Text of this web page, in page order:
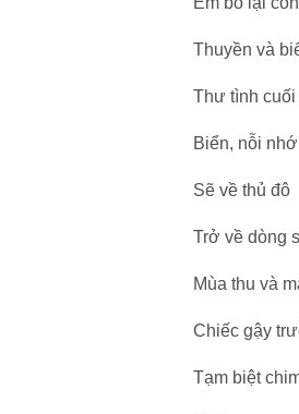
Thuyền và
Thư tình cuối
Biển, nỗi
Sẽ về thủ đô
Trở về dòng
Mùa thu và
Chiếc gậy
Tạm biệt